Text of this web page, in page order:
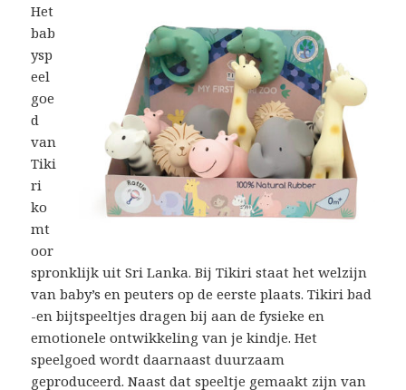
Het
bab
ysp
eel
goe
d
van
Tiki
ri
ko
mt
oor
spronklijk uit Sri Lanka. Bij Tikiri staat het welzijn
van baby’s en peuters op de eerste plaats. Tikiri bad
-en bijtspeeltjes dragen bij aan de fysieke en
emotionele ontwikkeling van je kindje. Het
speelgoed wordt daarnaast duurzaam
geproduceerd. Naast dat speeltje gemaakt zijn van